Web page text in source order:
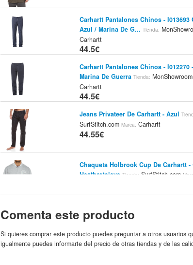
Carhartt Pantalones Chinos - I013693
Azul / Marina De G... Tienda:
Carhartt
44.5€
Carhartt Pantalones Chinos - I012270
Marina De Guerra Tienda:
Carhartt
44.5€
Jeans Privateer De Carhartt - Azul
SurfStitch.comMarca: Carhartt
44.55€
Chaqueta Holbrook Cup De Carhartt -
Heather/nieve Tienda: SurfStitch.com
Carhartt S/S Keller Pocket T-Shirt
Marca:Carhartt
45€
Comenta este producto
Si quieres comprar este producto puedes preguntar a otros usuarios
igualmente puedes informarte del precio de otras tiendas y de las